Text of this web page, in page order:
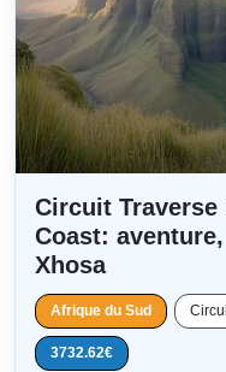
Circuit Traverse
Coast:
Xhosa
Afrique du Sud
3732.62€